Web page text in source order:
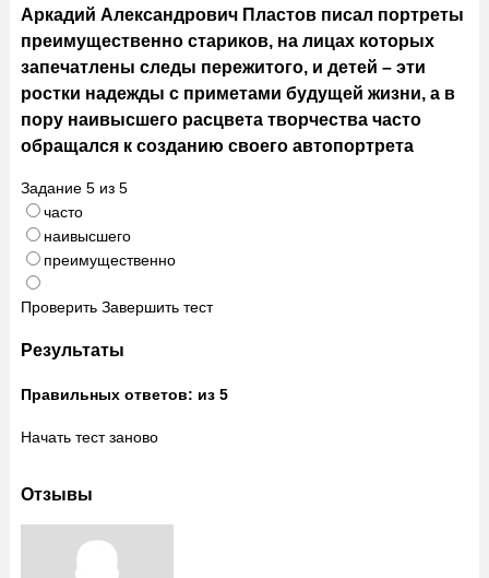
Аркадий Александрович Пластов писал портреты
преимущественно стариков, на лицах которых
запечатлены следы пережитого, и детей – эти
ростки надежды с приметами будущей жизни, а в
пору наивысшего расцвета творчества часто
обращался к созданию своего автопортрета
Задание 5из 5
часто
наивысшего
преимущественно
Проверить Завершить тест
Результаты
Правильных ответов: из 5
Начать тест заново
Отзывы